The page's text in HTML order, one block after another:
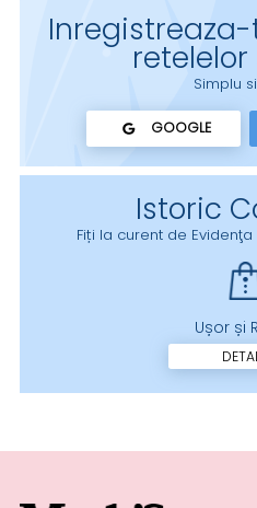
Simplu
GOOGLE
Istoric
Fiți la curent de
Ușor și